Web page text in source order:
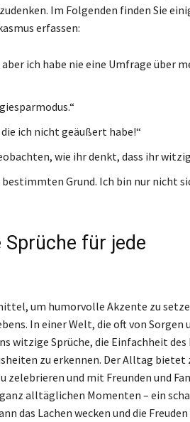
Im Folgenden finden Sie
erfassen:
aber ich habe nie eine Umfrage über
die ich nicht geäußert habe!“
wie ihr denkt, dass ihr
bestimmten Grund. Ich bin nur nicht
für jede
um humorvolle Akzente zu
In einer Welt, die oft von Sorgen
witzige Sprüche, die Einfachheit des
zu erkennen. Der Alltag bietet
zelebrieren und mit Freunden und
alltäglichen Momenten – ein
das Lachen wecken und die Freuden